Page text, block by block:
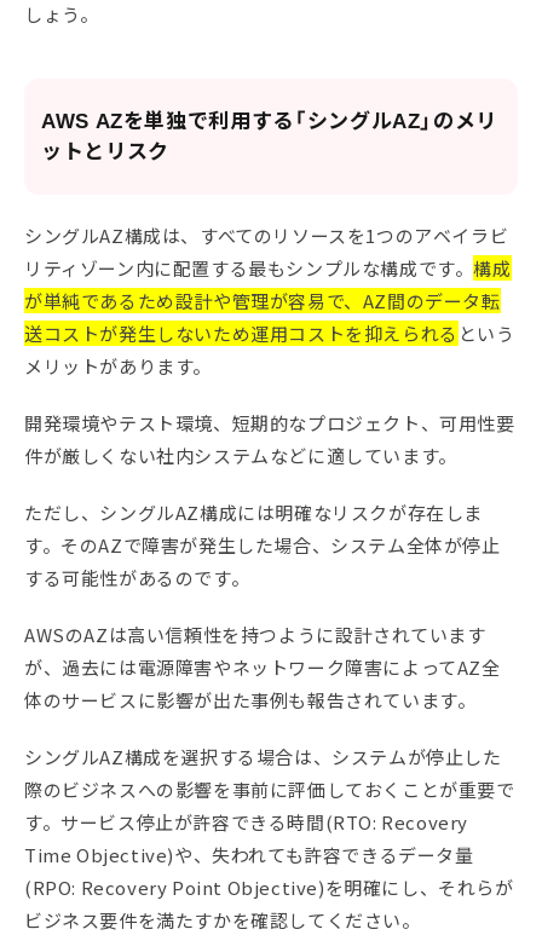
しょう。
AWS AZを単独で利用する「シングルAZ」のメリ
ットとリスク
シングルAZ構成は、すべてのリソースを1つのアベイラビ
リティゾーン内に配置する最もシンプルな構成です。構成
が単純であるため設計や管理が容易で、AZ間のデータ転
送コストが発生しないため運用コストを抑えられる という
メリットがあります。
開発環境やテスト環境、短期的なプロジェクト、可用性要
件が厳しくない社内システムなどに適しています。
ただし、シングルAZ構成には明確なリスクが存在しま
す。そのAZで障害が発生した場合、システム全体が停止
する可能性があるのです。
AWSのAZは高い信頼性を持つように設計されています
が、過去には電源障害やネットワーク障害によってAZ全
体のサービスに影響が出た事例も報告されています。
シングルAZ構成を選択する場合は、システムが停止した
際のビジネスへの影響を事前に評価しておくことが重要で
す。サービス停止が許容できる時間(RTO: Recovery
Time Objective)や、失われても許容できるデータ量
(RPO: Recovery Point Objective)を明確にし、それらが
ビジネス要件を満たすかを確認してください。